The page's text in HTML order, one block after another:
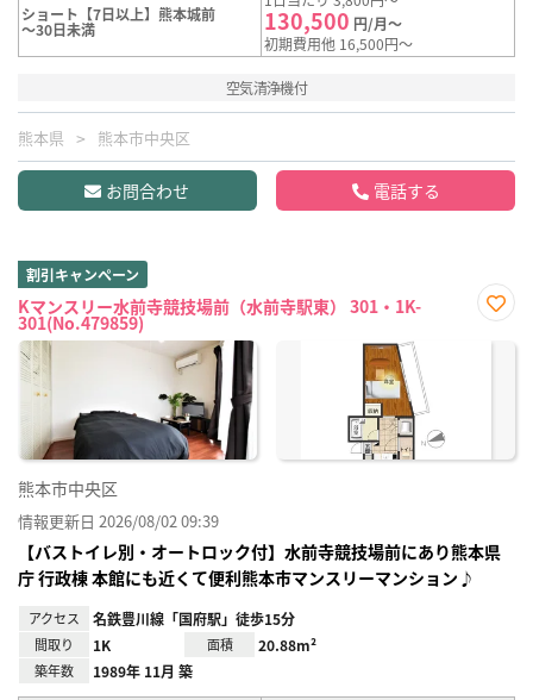
ショート【7日以上】熊本城前
～30日未満 130,500 円/月～
初期費用他 16,500円～
空気清浄機付
熊本県 熊本市中央区
お問合わせ 電話する
割引キャンペーン
Kマンスリー水前寺競技場前（水前寺駅東） 301・1K-
301(No.479859)
に入
熊本市中央区
情報更新日 2026/08/02 09:39
【バストイレ別・オートロック付】水前寺競技場前にあり熊本県
庁 行政棟 本館にも近くて便利熊本市マンスリーマンション♪
アクセス 名鉄豊川線「国府駅」徒歩15分
間取り 1K 面積 20.88m²
築年数 1989年 11月 築